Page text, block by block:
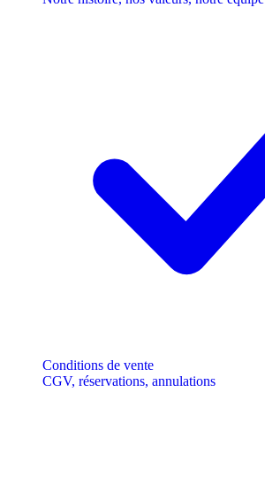
Conditions de vente
CGV, réservations, annulations